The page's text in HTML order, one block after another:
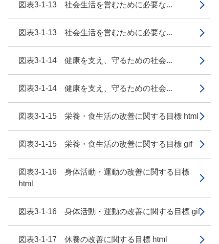
図表3-1-13 社会生活を営むために必要な...
図表3-1-13 社会生活を営むために必要な...
図表3-1-14 健康を支え、守るための社会...
図表3-1-14 健康を支え、守るための社会...
図表3-1-15 栄養・食生活の改善に関する目標 html
図表3-1-15 栄養・食生活の改善に関する目標 gif
図表3-1-16 身体活動・運動の改善に関する目標
html
図表3-1-16 身体活動・運動の改善に関する目標 gif
図表3-1-17 休養の改善に関する目標 html